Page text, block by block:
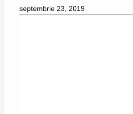
septembrie 23, 2019